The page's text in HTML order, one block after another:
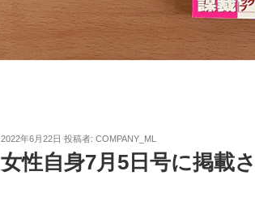
投
日:
2022年6月22日 投稿者: COMPANY_ML
女性自身7月5日号に掲載